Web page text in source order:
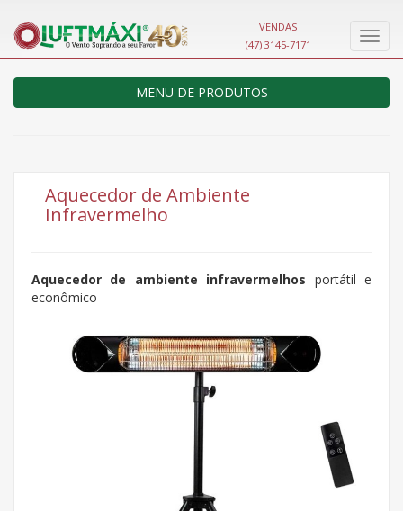
VENDAS
(47) 3145-7171
MENU DE PRODUTOS
Aquecedor de Ambiente
Infravermelho
Aquecedor de ambiente infravermelhos portátil e
econômico